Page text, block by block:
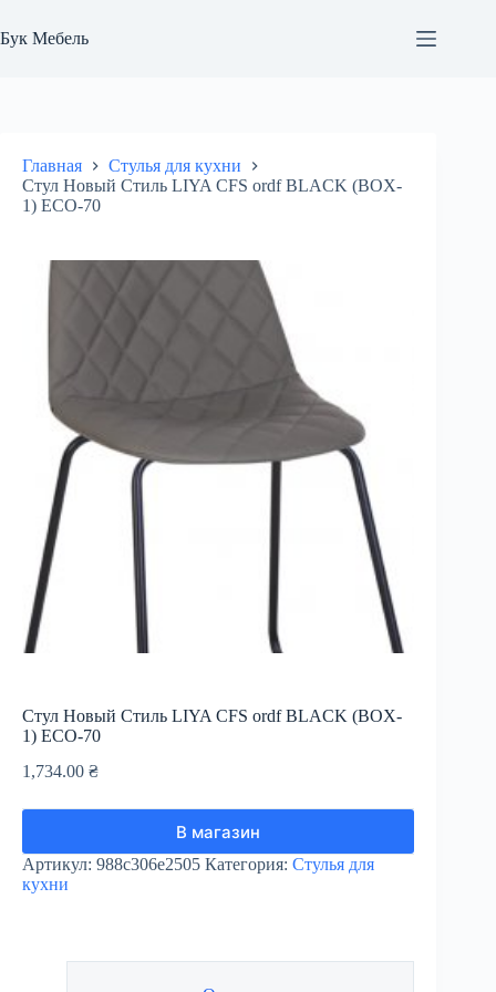
к
сути
Бук Мебель
Главная
Стулья для кухни
Стул Новый Стиль LIYA CFS ordf BLACK (BOX-
1) ECO-70
Стул Новый Стиль LIYA CFS ordf BLACK (BOX-
1) ECO-70
1,734.00 ₴
В магазин
Артикул: 988c306e2505 Категория: Стулья для
кухни